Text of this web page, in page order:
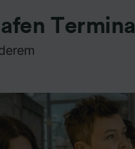
Terminal